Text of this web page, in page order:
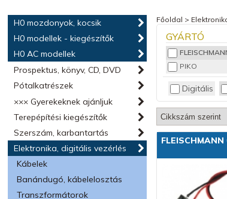
H0 mozdonyok, kocsik
H0 modellek - kiegészítők
H0 AC modellek
Prospektus, könyv, CD, DVD
Pótalkatrészek
××× Gyerekeknek ajánljuk
Terepépítési kiegészítők
Szerszám, karbantartás
Elektronika, digitális vezérlés
Kábelek
Banándugó, kábelelosztás
Transzformátorok
Főoldal >
GYÁRTÓ
PIKO
Digitális
FLEISCHMANN